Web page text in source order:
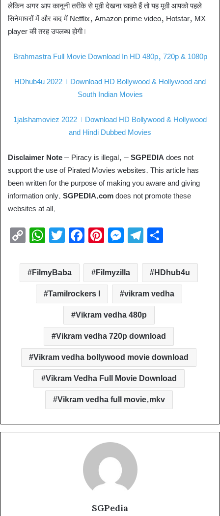
लेकिन अगर आप कानूनी तरीके से मूवी देखना चाहते हैं तो यह मूवी आपको पहले
सिनेमाघरों में और बाद में Netflix, Amazon prime video, Hotstar, MX
player की तरह उपलब्ध होगी।
Brahmastra Full Movie Download In HD 480p, 720p & 1080p
HDhub4u 2022 । Download HD Bollywood & Hollywood and
South Indian Movies
1jalshamoviez 2022 । Download HD Bollywood & Hollywood
and Hindi Dubbed Movies
Disclaimer Note – Piracy is illegal, – SGPEDIA does not
support the use of Pirated Movies websites. This article has
been written for the purpose of making you aware and giving
information only. SGPEDIA.com does not promote these
websites at all.
C
p
y
Li
W
at
s
A
p
T
tt
er
F
c
e
b
o
o
k
Pi
er
e
st
M
ss
e
n
g
er
T
e
gr
a
m
ar
e
FilmyBaba Filmyzilla
HDhub4u
Tamilrockers l
vikram vedha
Vikram vedha 480p
Vikram vedha 720p download
Vikram vedha bollywood movie download
Vikram Vedha Full Movie Download
Vikram vedha full movie.mkv
SGPedia